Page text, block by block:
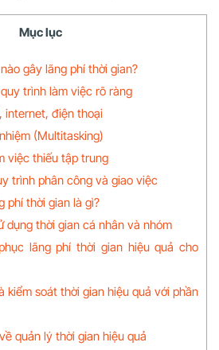
Mục lục
gây lãng phí thời gian?
trình làm việc rõ ràng
internet, điện thoại
(Multitasking)
việc thiếu tập trung
trình phân công và giao việc
phí thời gian là gì?
dụng thời gian cá nhân và nhóm
lãng phí thời gian hiệu quả cho
kiểm soát thời gian hiệu quả với phần
quản lý thời gian hiệu quả